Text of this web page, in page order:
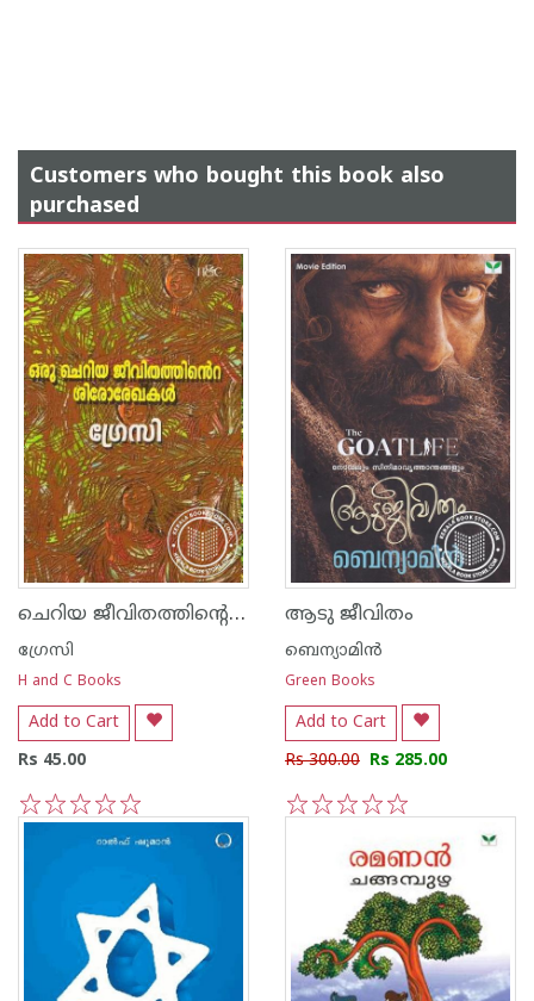
Customers who bought this book also
purchased
ചെറിയ ജീവിതത്തിന്റെ ശിരോരേഖകള്‍
ഗ്രേസി
H and C Books
Add to Cart
Rs 45.00
5
4
3
2
1
ആടു ജീവിതം
ബെന്യാമിന്‍
Green Books
Add to Cart
Rs 300.00 Rs 285.00